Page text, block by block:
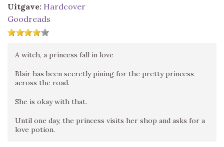
Uitgave: Hardcover
Goodreads
A witch, a princess fall in love
Blair has been secretly pining for the pretty princess
across the road.
She is okay with that.
Until one day, the princess visits her shop and asks for a
love potion.